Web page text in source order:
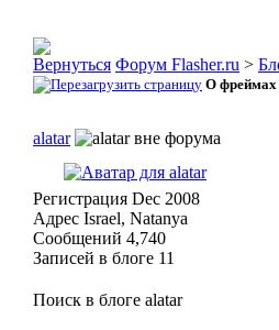
Форум Flasher.ru >
О фреймах
alatar
Регистрация Dec 2008
Адрес Israel, Natanya
Сообщений 4,740
Записей в блоге 11
Поиск в блоге alatar